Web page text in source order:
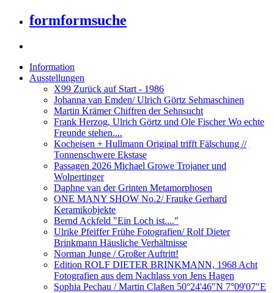
formformsuche
Information
Ausstellungen
X99 Zurück auf Start - 1986
Johanna van Emden/ Ulrich Görtz Sehmaschinen
Martin Krämer Chiffren der Sehnsucht
Frank Herzog, Ulrich Görtz und Ole Fischer Wo echte
Freunde stehen....
Kocheisen + Hullmann Original trifft Fälschung //
Tonnenschwere Ekstase
Passagen 2026 Michael Growe Trojaner und
Wolpertinger
Daphne van der Grinten Metamorphosen
ONE MANY SHOW No.2/ Frauke Gerhard
Keramikobjekte
Bernd Ackfeld "Ein Loch ist...."
Ulrike Pfeiffer Frühe Fotografien/ Rolf Dieter
Brinkmann Häusliche Verhältnisse
Norman Junge / Großer Auftritt!
Edition ROLF DIETER BRINKMANN, 1968 Acht
Fotografien aus dem Nachlass von Jens Hagen
Sophia Pechau / Martin Claßen 50°24'46"N 7°09'07"E